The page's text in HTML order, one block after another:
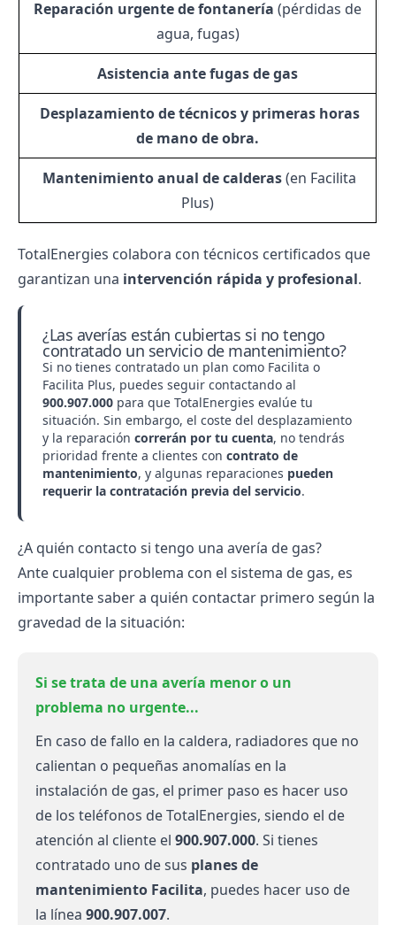
Reparación urgente de fontanería (pérdidas de
agua, fugas)
Asistencia ante fugas de gas
‍ Desplazamiento de técnicos y primeras horas
de mano de obra.
️ Mantenimiento anual de calderas(en Facilita
Plus)
TotalEnergies colabora con técnicos certificados que
garantizan una intervención rápida y profesional.
¿Las averías están cubiertas si no tengo
contratado un servicio de mantenimiento?
Si no tienes contratado un plan como Facilita o
Facilita Plus, puedes seguir contactando al
900.907.000 para que TotalEnergies evalúe tu
situación. Sin embargo, el coste del desplazamiento
y la reparación correrán por tu cuenta, no tendrás
prioridad frente a clientes con contrato de
mantenimiento, y algunas reparaciones pueden
requerir la contratación previa del servicio.
¿A quién contacto si tengo una avería de gas?
Ante cualquier problema con el sistema de gas, es
importante saber a quién contactar primero según la
gravedad de la situación:
Si se trata de una avería menor o un
problema no urgente...
En caso de fallo en la caldera, radiadores que no
calientan o pequeñas anomalías en la
instalación de gas, el primer paso es hacer uso
de los teléfonos de TotalEnergies, siendo el de
atención al cliente el 900.907.000. Si tienes
contratado uno de sus planes de
mantenimiento Facilita, puedes hacer uso de
la línea 900.907.007.